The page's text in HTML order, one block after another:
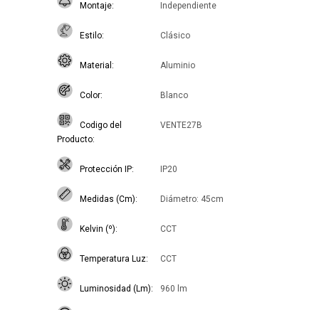
Montaje Independiente
Estilo Clásico
Material Aluminio
Color Blanco
Codigo del
Producto
VENTE27B
Protección IP IP20
Medidas (Cm) Diámetro: 45cm
Kelvin (º) CCT
Temperatura Luz CCT
Luminosidad (Lm) 960 lm